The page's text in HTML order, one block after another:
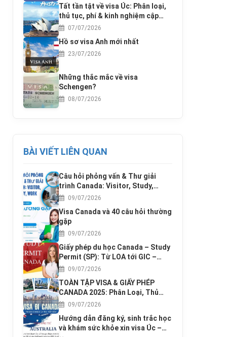
Tất tần tật về visa Úc: Phân loại,
thủ tục, phí & kinh nghiệm cập
nhật 2025
07/07/2026
Hồ sơ visa Anh mới nhất
23/07/2026
Những thắc mắc về visa
Schengen?
08/07/2026
BÀI VIẾT LIÊN QUAN
Câu hỏi phỏng vấn & Thư giải
trình Canada: Visitor, Study,
Work09/07/2026
Visa Canada và 40 câu hỏi thường
gặp
09/07/2026
Giấy phép du học Canada – Study
Permit (SP): Từ LOA tới GIC –
hướng dẫn đầy đủ
09/07/2026
TOÀN TẬP VISA & GIẤY PHÉP
CANADA 2025: Phân Loại, Thủ
Tục, Phí & Kinh Nghiệm
09/07/2026
Hướng dẫn đăng ký, sinh trắc học
và khám sức khỏe xin visa Úc –